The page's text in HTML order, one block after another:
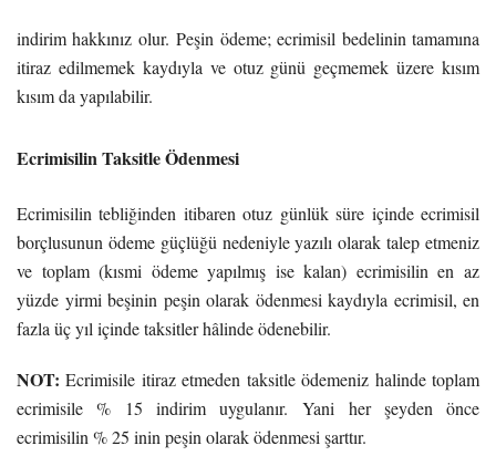
indirim hakkınız olur. Peşin ödeme; ecrimisil bedelinin tamamına
itiraz edilmemek kaydıyla ve otuz günü geçmemek üzere kısım
kısım da yapılabilir.
Ecrimisilin Taksitle Ödenmesi
Ecrimisilin tebliğinden itibaren otuz günlük süre içinde ecrimisil
borçlusunun ödeme güçlüğü nedeniyle yazılı olarak talep etmeniz
ve toplam (kısmi ödeme yapılmış ise kalan) ecrimisilin en az
yüzde yirmi beşinin peşin olarak ödenmesi kaydıyla ecrimisil, en
fazla üç yıl içinde taksitler hâlinde ödenebilir.
NOT: Ecrimisile itiraz etmeden taksitle ödemeniz halinde toplam
ecrimisile % 15 indirim uygulanır. Yani her şeyden önce
ecrimisilin % 25 inin peşin olarak ödenmesi şarttır.